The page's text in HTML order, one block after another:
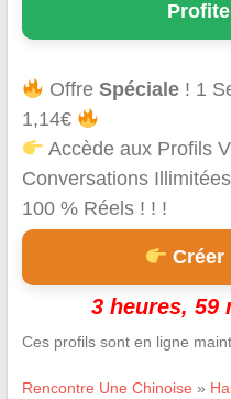
OffreSpéciale ! 1
1,14€
Accède aux Profils
Conversations
100 % Réels ! ! !
Créer
3 heures, 59
Ces profils sont en ligne
Rencontre Une Chinoise »